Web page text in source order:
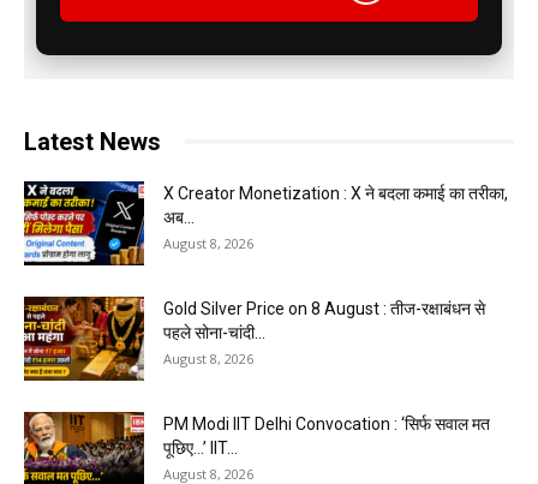
Latest News
X Creator Monetization : X ने बदला कमाई का तरीका,
अब...
August 8, 2026
Gold Silver Price on 8 August : तीज-रक्षाबंधन से
पहले सोना-चांदी...
August 8, 2026
PM Modi IIT Delhi Convocation : ‘सिर्फ सवाल मत
पूछिए…’ IIT...
August 8, 2026